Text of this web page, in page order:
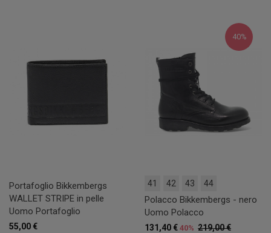
Portafoglio Bikkembergs
WALLET STRIPE in pelle
Uomo Portafoglio
55,00 €
40%
41 42 43 44
Polacco Bikkembergs - nero
Uomo Polacco
219,00 €
131,40 € 40%